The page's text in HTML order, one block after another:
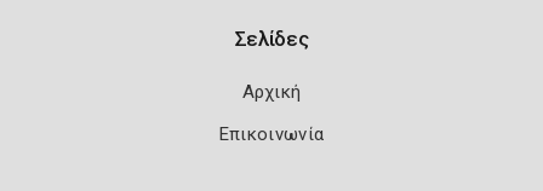
Σελίδες
Αρχική
Επικοινωνία